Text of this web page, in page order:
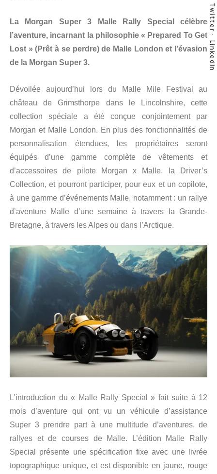
Twitter
LinkedIn
La Morgan Super 3 Malle Rally Special célèbre
l’aventure, incarnant la philosophie « Prepared To Get
Lost » (Prêt à se perdre) de Malle London et l’évasion
de la Morgan Super 3.
Dévoilée aujourd’hui lors du Malle Mile Festival au
château de Grimsthorpe dans le Lincolnshire, cette
collection spéciale a été conçue conjointement par
Morgan et Malle London. En plus des fonctionnalités de
personnalisation étendues, les propriétaires seront
équipés d’une gamme complète de vêtements et
d’accessoires de pilote Morgan x Malle, la Driver’s
Collection, et pourront participer, pour eux et un copilote,
à une gamme d’événements Malle, notamment : un rallye
d’aventure Malle d’une semaine à travers la Grande-
Bretagne, à travers les Alpes ou dans l’Arctique.
L’introduction du « Malle Rally Special » fait suite à 12
mois d’aventure qui ont vu un véhicule d’assistance
Super 3 prendre part à une multitude d’aventures, de
rallyes et de courses de Malle. L’édition Malle Rally
Special présente une spécification fixe avec une livrée
topographique unique, et est disponible en jaune, rouge